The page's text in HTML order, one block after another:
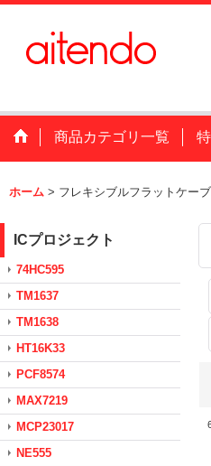
商品カテゴリ一覧
ホーム > フレキシブルフラットケーブ
ICプロジェクト
74HC595
TM1637
TM1638
HT16K33
PCF8574
MAX7219
MCP23017
NE555